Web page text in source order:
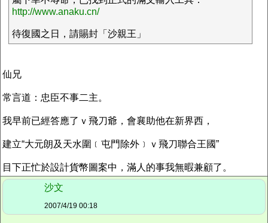
http://www.anaku.cn/
待復國之日，請賜封「沙親王」
仙兄
常言道：忠臣不事二主。
我早前已經答應了ｖ飛刀爺，會襄助他在新界西，
建立“大元朗及天水圍﹝屯門除外﹞ｖ飛刀聯合王國”
目下正忙於設計貨幣圖案中，滿人的事我無暇兼顧了。
沙文
2007/4/19 00:18